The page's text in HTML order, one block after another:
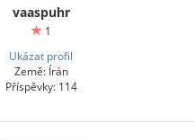
vaaspuhr
1
Ukázat profil
Země: Írán
Příspěvky: 114